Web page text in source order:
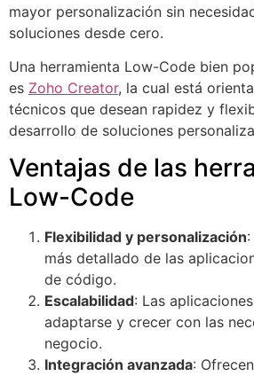
mayor personalización sin
soluciones desde cero.
Una herramienta Low-Code bien
es Zoho Creator, la cual está
técnicos que desean rapidez y
desarrollo de soluciones
Ventajas de las
Low-Code
Flexibilidad y personalización
más detallado de las
de código.
Escalabilidad: Las
adaptarse y crecer con las
negocio.
Integración avanzada: